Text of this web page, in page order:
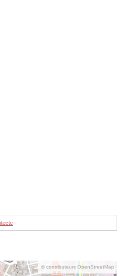
© contributeurs OpenStreetMap